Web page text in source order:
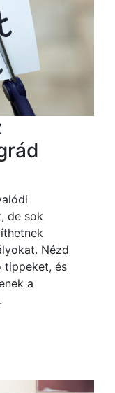
de sok
Nézd
tippeket, és
a